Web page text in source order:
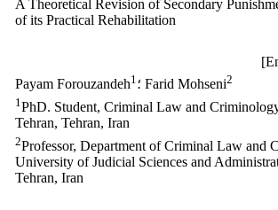
A Theoretical Revision of Secondary
of its Practical Rehabilitation
Payam Forouzandeh1 ؛ Farid Mohseni2
1 PhD. Student, Criminal Law and
Tehran, Tehran, Iran
2Professor, Department of Criminal Law and
University of Judicial Sciences and
Tehran, Iran